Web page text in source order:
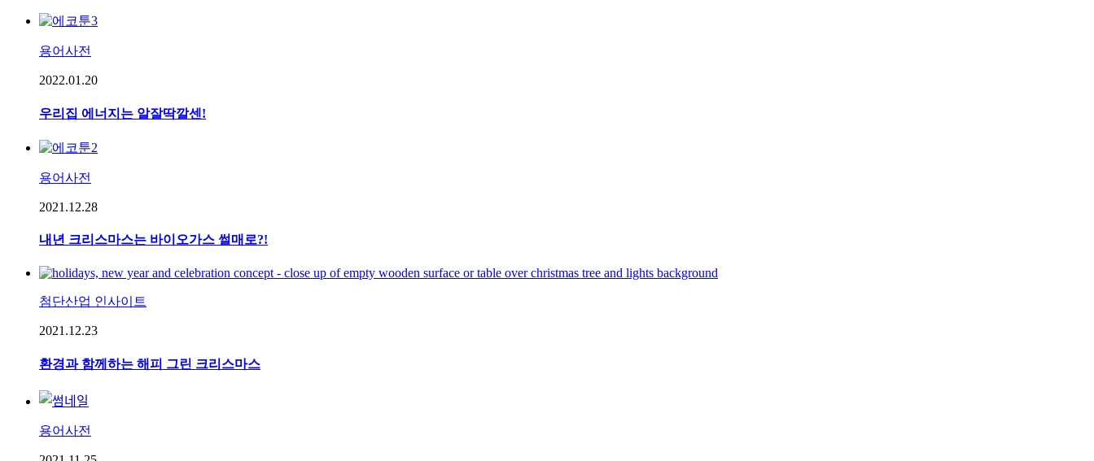
용어사전
2022.01.20
우리집 에너지는 알잘딱깔센!
용어사전
2021.12.28
내년 크리스마스는 바이오가스 썰매로?!
첨단산업 인사이트
2021.12.23
환경과 함께하는 해피 그린 크리스마스
용어사전